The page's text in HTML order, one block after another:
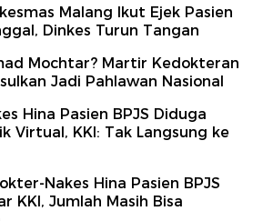
Malang Ikut Ejek Pasien
Dinkes Turun Tangan
Mochtar? Martir Kedokteran
Jadi Pahlawan Nasional
Hina Pasien BPJS Diduga
Virtual, KKI: Tak Langsung ke
Nakes Hina Pasien BPJS
KKI, Jumlah Masih Bisa